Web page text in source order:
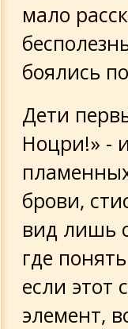
мало
боялись
Дети
Ноцри!» -
брови,
вид лишь
где
если
элемент,